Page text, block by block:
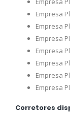
Empresa
Empresa
Empresa
Empresa
Empresa
Empresa
Empresa
Corretores